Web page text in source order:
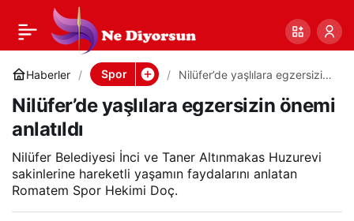
Haberler Spor
Nilüfer’de yaşlılara egzersizin
Nilüfer’de yaşlılara egzersizin önemi
anlatıldı
Nilüfer Belediyesi İnci ve Taner Altınmakas Huzurevi
sakinlerine hareketli yaşamın faydalarını anlatan
Romatem Spor Hekimi Doç.
Nilüfer’de yaşlılara
egzersizin önemi
anlatıldı
Paylaş